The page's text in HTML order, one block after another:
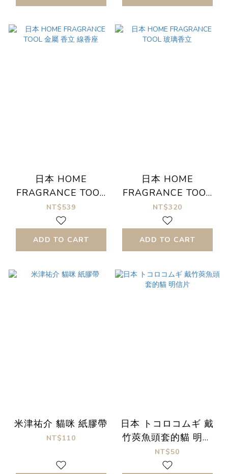
日本 HOME
FRAGRANCE TOOL
金屬 香立 線香座
NT$539
ADD TO CART
日本 HOME
FRAGRANCE TOOL
玻璃香立
NT$320
ADD TO CART
米津祐介 貓咪 紙膠帶
NT$110
日本 トコロコムギ 戴
竹莢魚頭套的貓 明信
片
NT$50